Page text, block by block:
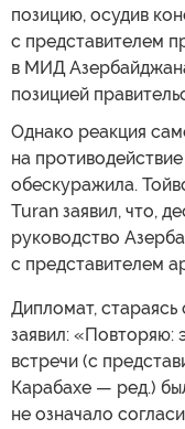
позицию, осудив
с представителем
в МИД
позицией
Однако реакция
на
обескуражила.
Turan заявил, что,
руководство
с представителем
Дипломат, стараясь
заявил: «Повторяю:
встречи (с
Карабахе — ред.)
не означало